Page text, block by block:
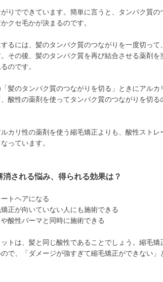
りでできています。簡単に言うと、タンパク質の
クセ毛かが決まるのです。
るには、髪のタンパク質のつながりを一度切って
。その後、髪のタンパク質を再び結合させる薬剤を
のです。
髪のタンパク質のつながりを切る」ときにアルカ
酸性の薬剤を使ってタンパク質のつながりを切る
カリ性の薬剤を使う縮毛矯正よりも、酸性ストレ
っています。
される悩み、得られる効果は？
トヘアになる
正が向いていない人にも施術できる
酸性パーマと同時に施術できる
トは、髪と同じ酸性であることでしょう。縮毛矯
で、「ダメージが強すぎて縮毛矯正ができない」